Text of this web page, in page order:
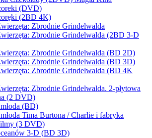
(DVD)
(2BD 4K)
Zbrodnie Grindelwalda
Zbrodnie Grindelwalda (2BD 3-D
Zbrodnie Grindelwalda (BD 2D)
Zbrodnie Grindelwalda (BD 3D)
Zbrodnie Grindelwalda (BD 4K
Zbrodnie Grindelwalda. 2-płytowa
(2 DVD)
(BD)
Tima Burtona / Charlie i fabryka
(3 DVD)
3-D (BD 3D)